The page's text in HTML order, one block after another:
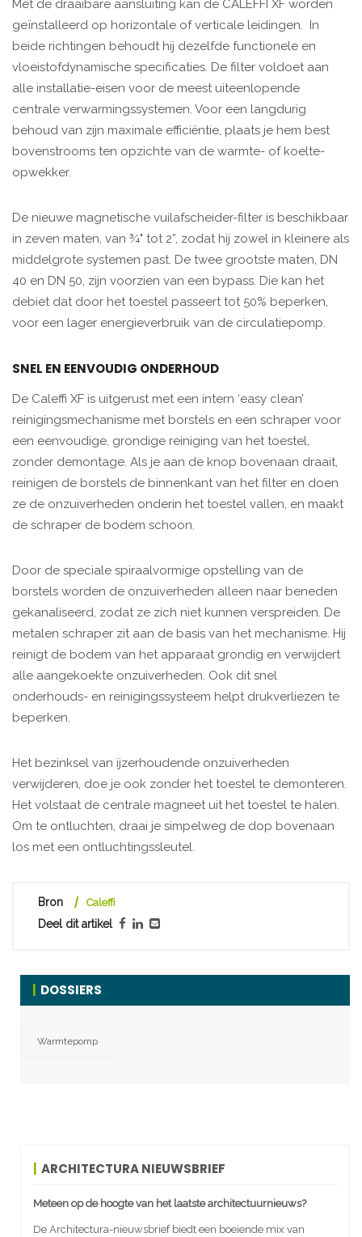
Met de draaibare aansluiting kan de CALEFFI XF worden
geïnstalleerd op horizontale of verticale leidingen. In
beide richtingen behoudt hij dezelfde functionele en
vloeistofdynamische specificaties. De filter voldoet aan
alle installatie-eisen voor de meest uiteenlopende
centrale verwarmingssystemen. Voor een langdurig
behoud van zijn maximale efficiëntie, plaats je hem best
bovenstrooms ten opzichte van de warmte- of koelte-
opwekker.
De nieuwe magnetische vuilafscheider-filter is beschikbaar
in zeven maten, van ¾" tot 2”, zodat hij zowel in kleinere als
middelgrote systemen past. De twee grootste maten, DN
40 en DN 50, zijn voorzien van een bypass. Die kan het
debiet dat door het toestel passeert tot 50% beperken,
voor een lager energieverbruik van de circulatiepomp.
SNEL EN EENVOUDIG ONDERHOUD
De Caleffi XF is uitgerust met een intern ‘easy clean’
reinigingsmechanisme met borstels en een schraper voor
een eenvoudige, grondige reiniging van het toestel,
zonder demontage. Als je aan de knop bovenaan draait,
reinigen de borstels de binnenkant van het filter en doen
ze de onzuiverheden onderin het toestel vallen, en maakt
de schraper de bodem schoon.
Door de speciale spiraalvormige opstelling van de
borstels worden de onzuiverheden alleen naar beneden
gekanaliseerd, zodat ze zich niet kunnen verspreiden. De
metalen schraper zit aan de basis van het mechanisme. Hij
reinigt de bodem van het apparaat grondig en verwijdert
alle aangekoekte onzuiverheden. Ook dit snel
onderhouds- en reinigingssysteem helpt drukverliezen te
beperken.
Het bezinksel van ijzerhoudende onzuiverheden
verwijderen, doe je ook zonder het toestel te demonteren.
Het volstaat de centrale magneet uit het toestel te halen.
Om te ontluchten, draai je simpelweg de dop bovenaan
los met een ontluchtingssleutel.
Bron Caleffi
Deel dit artikel
DOSSIERS
Warmtepomp
ARCHITECTURA NIEUWSBRIEF
Meteen op de hoogte van het laatste architectuurnieuws?
De Architectura-nieuwsbrief biedt een boeiende mix van